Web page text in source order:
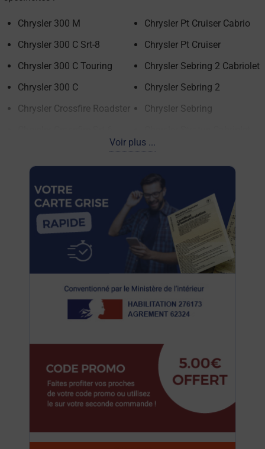
Chrysler 300 M
Chrysler 300 C Srt-8
Chrysler 300 C Touring
Chrysler 300 C
Chrysler Crossfire Roadster
Chrysler Grand Voyager 4
Chrysler Grand Voyager 3
Chrysler Grand Voyager 2
Chrysler Grand Voyager
Chrysler Pt Cruiser Cabrio
Chrysler Pt Cruiser
Chrysler Sebring 2 Cabriolet
Chrysler Sebring 2
Chrysler Sebring
Chrysler Stratus
Chrysler Voyager 3
Chrysler Voyager 2
Voir plus ...